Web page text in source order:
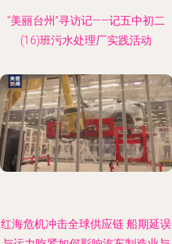
“美丽台州”寻访记——记五中初二
(16)班污水处理厂实践活动
红海危机冲击全球供应链 船期延误